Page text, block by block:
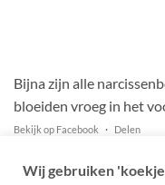
Bijna zijn alle
bloeiden vroeg in het
Bekijk op Facebook · Delen
Wij gebruiken